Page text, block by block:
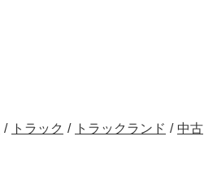
/ トラック / トラックランド / 中古